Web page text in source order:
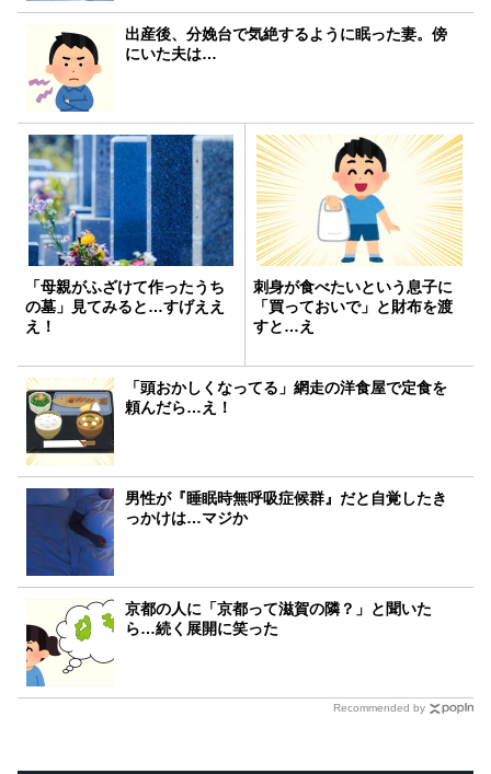
出産後、分娩台で気絶するように眠った妻。傍
にいた夫は…
「母親がふざけて作ったうち
の墓」見てみると…すげええ
え！
刺身が食べたいという息子に
「買っておいで」と財布を渡
すと…え
「頭おかしくなってる」網走の洋食屋で定食を
頼んだら…え！
男性が『睡眠時無呼吸症候群』だと自覚したき
っかけは…マジか
京都の人に「京都って滋賀の隣？」と聞いた
ら…続く展開に笑った
Recommended by